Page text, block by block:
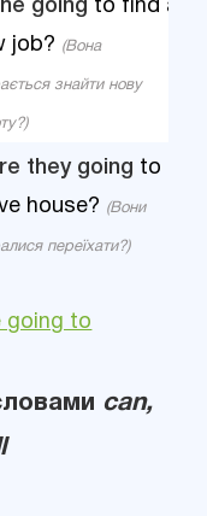
going to find a
job? (Вона
знайти нову
they going to
house? (Вони
переїхати?)
going to
can,